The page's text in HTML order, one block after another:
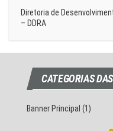
Diretoria de
– DDRA
CATEGORIAS
Banner Principal (1)